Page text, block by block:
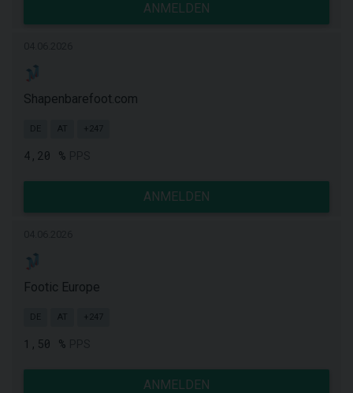
ANMELDEN
Shapenbarefoot.com
DE AT +247
4,20 %
ANMELDEN
Footic Europe
DE AT +247
1,50 %
ANMELDEN